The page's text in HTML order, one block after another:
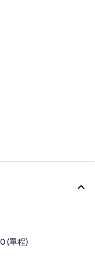
(單程)